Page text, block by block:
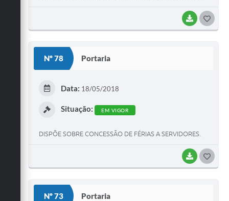
BAIXAR
Nº 78 Portaria
BAIXAR
Data: 18/05/2018
Situação: EM VIGOR
DISPÕE SOBRE CONCESSÃO DE FÉRIAS A SERVIDORES.
Nº 73 Portaria